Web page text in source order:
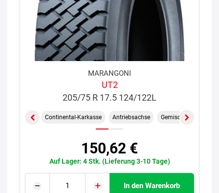
MARANGONI
UT2
205/75 R 17.5 124/122L
Continental-Karkasse Antriebsachse Gemischt On/Off
150,62 €
Auf Lager: 4 Stk. (Lieferung 3-10 Tage)
In den Warenkorb